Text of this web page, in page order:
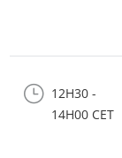
} 12H30 -
14H00 CET